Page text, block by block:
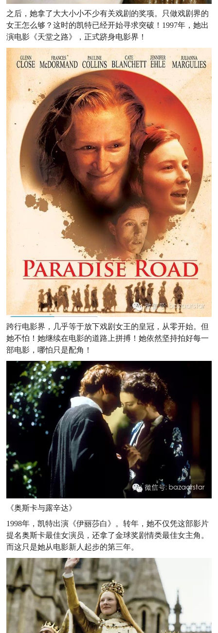
之后，她拿了大大小小不少有关戏剧的奖项。只做戏剧界的
女王怎么够？这时的凯特已经开始寻求突破！1997年，她出
演电影《天堂之路》，正式跻身电影界！
跨行电影界，几乎等于放下戏剧女王的皇冠，从零开始。但
她不怕！她继续在电影的道路上拼搏！她依然坚持拍好每一
部电影，哪怕只是配角！
《奥斯卡与露辛达》
1998年，凯特出演《伊丽莎白》。转年，她不仅凭这部影片
提名奥斯卡最佳女演员，还拿了金球奖剧情类最佳女主角。
而这只是她从电影新人起步的第三年。